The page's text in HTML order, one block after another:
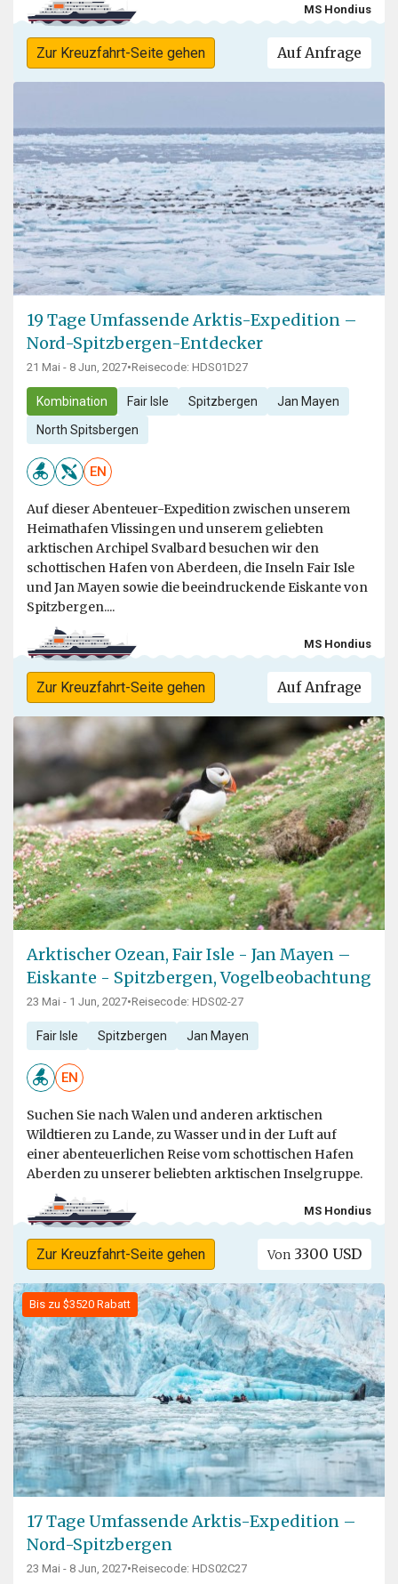
MS Hondius
Zur Kreuzfahrt-Seite gehen Auf Anfrage
19 Tage Umfassende Arktis-Expedition –
Nord-Spitzbergen-Entdecker
21 Mai - 8 Jun, 2027•Reisecode: HDS01D27
Kombination Fair Isle Spitzbergen Jan Mayen
North Spitsbergen
EN
Auf dieser Abenteuer-Expedition zwischen unserem
Heimathafen Vlissingen und unserem geliebten
arktischen Archipel Svalbard besuchen wir den
schottischen Hafen von Aberdeen, die Inseln Fair Isle
und Jan Mayen sowie die beeindruckende Eiskante von
Spitzbergen....
MS Hondius
Zur Kreuzfahrt-Seite gehen Auf Anfrage
Arktischer Ozean, Fair Isle - Jan Mayen –
Eiskante - Spitzbergen, Vogelbeobachtung
23 Mai - 1 Jun, 2027•Reisecode: HDS02-27
Fair Isle Spitzbergen Jan Mayen
EN
Suchen Sie nach Walen und anderen arktischen
Wildtieren zu Lande, zu Wasser und in der Luft auf
einer abenteuerlichen Reise vom schottischen Hafen
Aberden zu unserer beliebten arktischen Inselgruppe.
MS Hondius
Zur Kreuzfahrt-Seite gehen Von 3300 USD
Bis zu $3520 Rabatt
17 Tage Umfassende Arktis-Expedition –
Nord-Spitzbergen
23 Mai - 8 Jun, 2027•Reisecode: HDS02C27